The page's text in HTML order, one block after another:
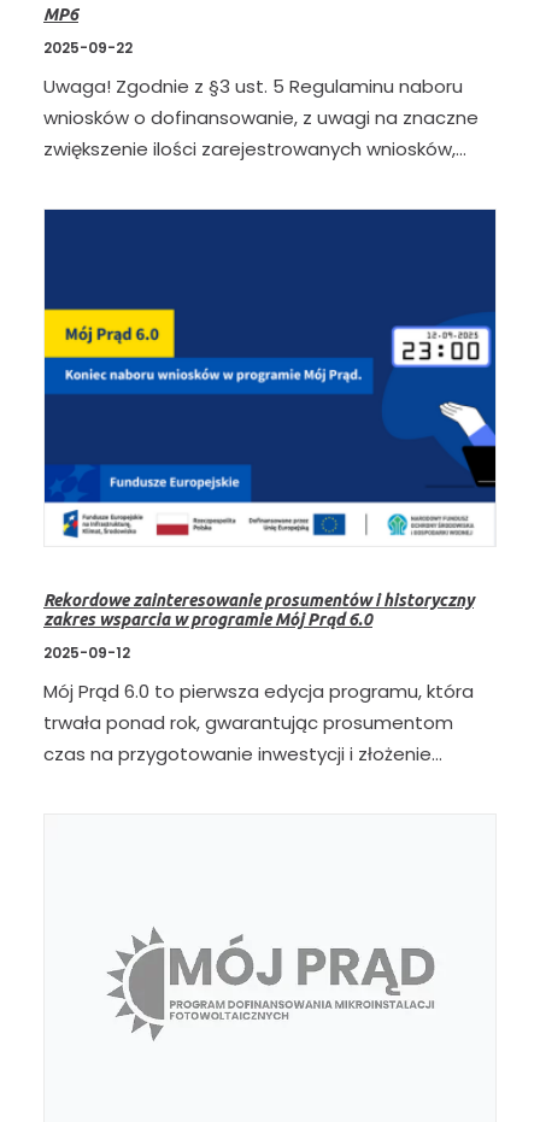
MP6
2025-09-22
Uwaga! Zgodnie z §3 ust. 5 Regulaminu naboru
wniosków o dofinansowanie, z uwagi na znaczne
zwiększenie ilości zarejestrowanych wniosków,…
Rekordowe zainteresowanie prosumentów i historyczny
zakres wsparcia w programie Mój Prąd 6.0
2025-09-12
Mój Prąd 6.0 to pierwsza edycja programu, która
trwała ponad rok, gwarantując prosumentom
czas na przygotowanie inwestycji i złożenie…